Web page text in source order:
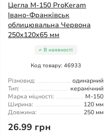
Цегла М-150 ProKeram
Івано-Франківськ
облицювальна Червона
250х120х65 мм
В наявності
Код товару: 46933
Різновид:
одинарний
Тип:
керамічний
Марка міцності:
М-150
Ширина:
120 мм
Довжина:
250 мм
26.99 грн